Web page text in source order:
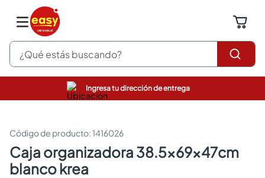
¿Qué estás buscando?
Ingresa tu dirección de entrega
:1416026
caja organizadora 38.5x69x47cm
blanco krea
pinturas
sanitarios
comedor
escritorio